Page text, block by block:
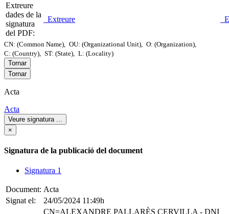
Extreure
dades de la
signatura
del PDF:
Extreure
CN: (Common Name), OU: (Organizational Unit),
O: (Organization),
C: (Country),
ST: (State),
L: (Locality)
Tornar
Tornar
Acta
Acta
Veure signatura
×
Signatura de la publicació del document
Signatura 1
Document: Acta
Signat el:
24/05/2024 11:49h
CN=ALEXANDRE PALLARÈS CERVILLA - DNI